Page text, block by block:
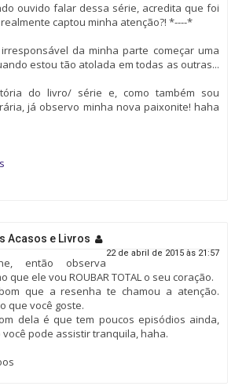
ouvido falar dessa série, acredita que foi
captou minha atenção?! *----*
da minha parte começar uma
estou tão atolada em todas as outras...
do livro/ série e, como também sou
já observo minha nova paixonite! haha
Acasos e Livros
22 de abril de 2015 às 21:57
então observa
que ele vou ROUBAR TOTAL o seu coração.
que a resenha te chamou a atenção.
que você goste.
dela é que tem poucos episódios ainda,
você pode assistir tranquila, haha.